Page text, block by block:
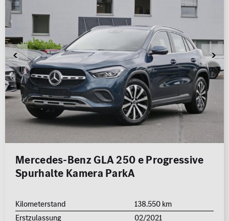
Mercedes-Benz GLA 250 e Progressive
Spurhalte Kamera ParkA
Kilometerstand
138.550 km
Erstzulassung
02/2021